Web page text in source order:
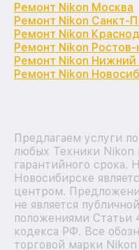
Ремонт Nikon Москва
Ремонт Nikon Санкт-
Ремонт Nikon
Ремонт Nikon
Ремонт Nikon Нижний
Ремонт Nikon
Предлагаем услуги
любых Техники Nikon
гарантийного
Новосибирске
центром.
не является
положениями Статьи
кодекса РФ. Все
торговой марки